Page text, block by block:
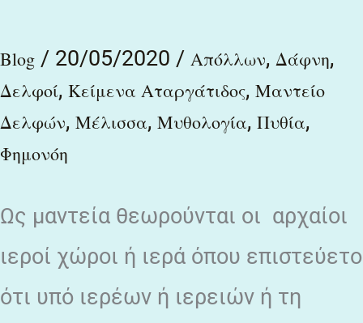
Blog / 20/05/2020 / Απόλλων, Δάφνη,
Δελφοί, Κείμενα Αταργάτιδος, Μαντείο
Δελφών, Μέλισσα, Μυθολογία, Πυθία,
Φημονόη
Ως μαντεία θεωρούνται οι αρχαίοι
ιεροί χώροι ή ιερά όπου επιστεύετο
ότι υπό ιερέων ή ιερειών ή τη
μόνων